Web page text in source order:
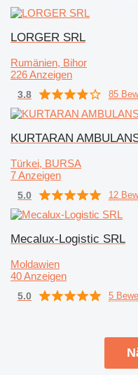
LORGER SRL
Rumänien, Bihor
226 Anzeigen
3.8 85
KURTARAN
Türkei, BURSA
7 Anzeigen
5.0 12
Mecalux-Logistic SRL
Moldawien
40 Anzeigen
5.0 5